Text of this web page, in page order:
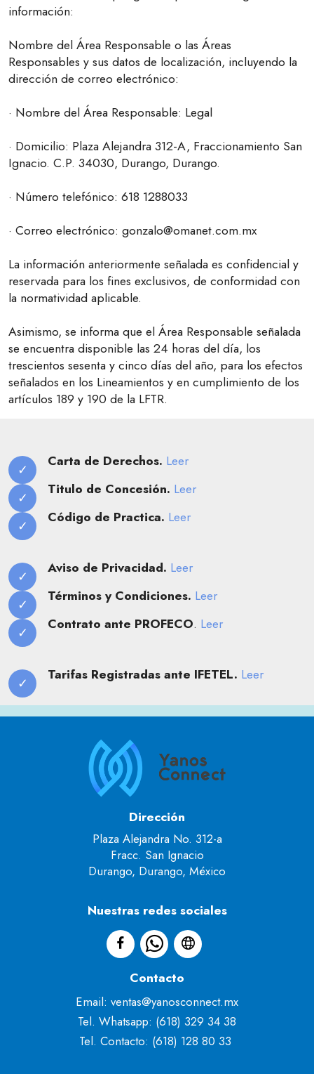
información:
Nombre del Área Responsable o las Áreas
Responsables y sus datos de localización, incluyendo la
dirección de correo electrónico:
· Nombre del Área Responsable: Legal
· Domicilio: Plaza Alejandra 312-A, Fraccionamiento San
Ignacio. C.P. 34030, Durango, Durango.
· Número telefónico: 618 1288033
· Correo electrónico: gonzalo@omanet.com.mx
La información anteriormente señalada es confidencial y
reservada para los fines exclusivos, de conformidad con
la normatividad aplicable.
Asimismo, se informa que el Área Responsable señalada
se encuentra disponible las 24 horas del día, los
trescientos sesenta y cinco días del año, para los efectos
señalados en los Lineamientos y en cumplimiento de los
artículos 189 y 190 de la LFTR.
Carta de Derechos. Leer
Titulo de Concesión. Leer
Código de Practica. Leer
Aviso de Privacidad. Leer
Términos y Condiciones. Leer
Contrato ante PROFECO. Leer
Tarifas Registradas ante IFETEL. Leer
Dirección
Plaza Alejandra No. 312-a
Fracc. San Ignacio
Durango, Durango, México
Nuestras redes sociales
Contacto
Email: ventas@yanosconnect.mx
Tel. Whatsapp: (618) 329 34 38
Tel. Contacto: (618) 128 80 33